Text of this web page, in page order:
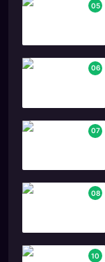
05
06
07
08
10